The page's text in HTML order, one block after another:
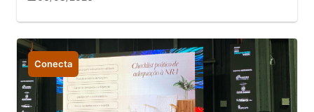
Conecta